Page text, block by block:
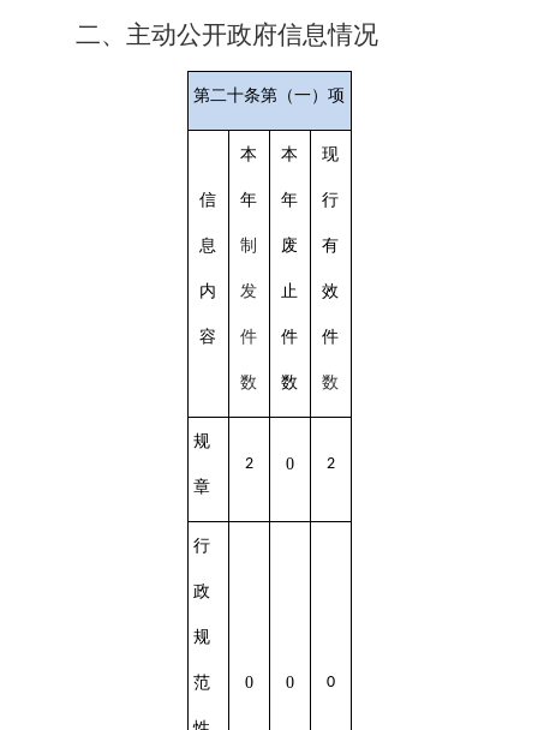
二、主动公开政府信息情况
第二十条第（一）项
信
息
内
容
本
年
制
发
件
数
本
年
废
止
件
数
现
行
有
效
件
数
规
章
2 0 2
行
政
规
范 0 0 0